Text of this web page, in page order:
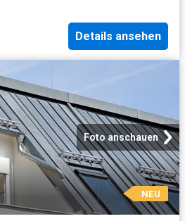
Details ansehen
Foto anschauen
NEU